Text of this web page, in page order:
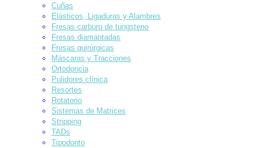
Cuñas
Elásticos, Ligaduras y Alambres
Fresas carburo de tungsteno
Fresas diamantadas
Fresas quirúrgicas
Máscaras y Tracciones
Ortodoncia
Pulidores clínica
Resortes
Rotatorio
Sistemas de Matrices
Stripping
TADs
Tipodonto